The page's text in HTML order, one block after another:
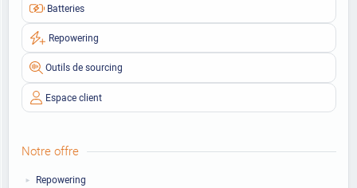
Batteries
Repowering
Outils de sourcing
Espace client
Notre offre
Repowering